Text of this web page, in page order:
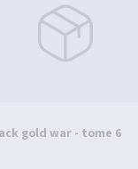
gold war - tome 6